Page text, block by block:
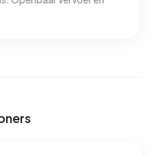
2.250 kWh aan